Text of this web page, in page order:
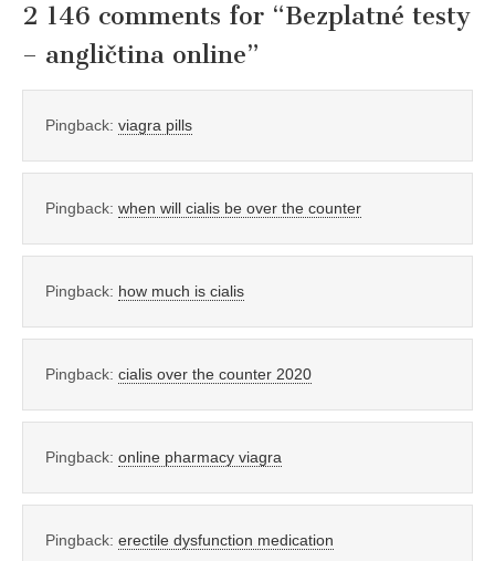
2 146 comments for “Bezplatné testy
– angličtina online”
Pingback: viagra pills
Pingback: when will cialis be over the counter
Pingback: how much is cialis
Pingback: cialis over the counter 2020
Pingback: online pharmacy viagra
Pingback: erectile dysfunction medication